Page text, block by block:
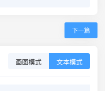
下一篇
画图模式 文本模式